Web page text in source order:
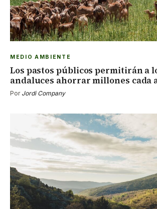
MEDIO AMBIENTE
Los pastos públicos permitirán a
andaluces ahorrar millones cada
Por Jordi Company